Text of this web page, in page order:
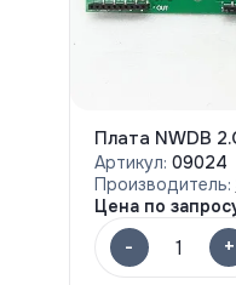
Плата NWDB
Артикул: 09024
Производитель:
Цена по
- 1 +